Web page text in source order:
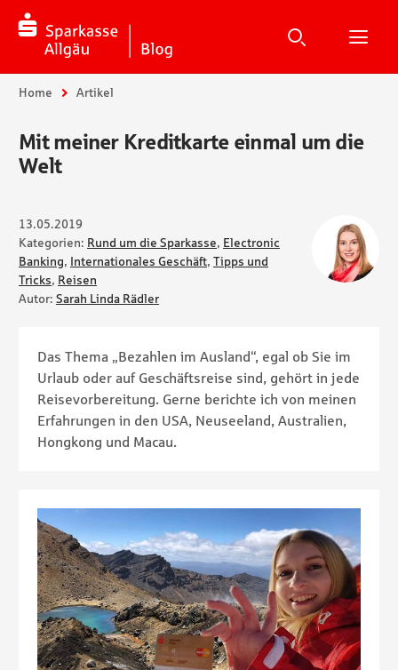
Suche
Suche
Sie sind hier:
Home Artikel
Mit meiner Kreditkarte einmal um die
Welt
13.05.2019
Kategorien: Rund um die Sparkasse, Electronic
Banking, Internationales Geschäft, Tipps und
Tricks, Reisen
Autor: Sarah Linda Rädler
Das Thema „Bezahlen im Ausland“, egal ob Sie im
Urlaub oder auf Geschäftsreise sind, gehört in jede
Reisevorbereitung. Gerne berichte ich von meinen
Erfahrungen in den USA, Neuseeland, Australien,
Hongkong und Macau.